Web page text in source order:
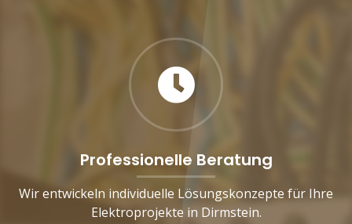
Professionelle Beratung
Wir entwickeln individuelle Lösungskonzepte für Ihre
Elektroprojekte in Dirmstein.